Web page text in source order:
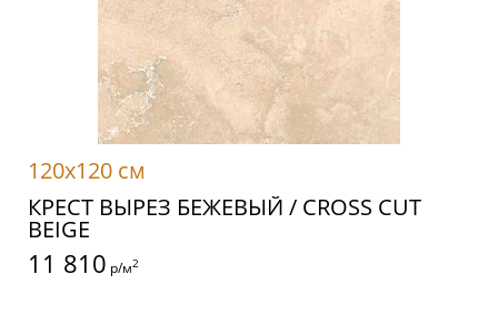
120x120 см
КРЕСТ ВЫРЕЗ БЕЖЕВЫЙ / CROSS CUT
BEIGE
11 810 р/м2